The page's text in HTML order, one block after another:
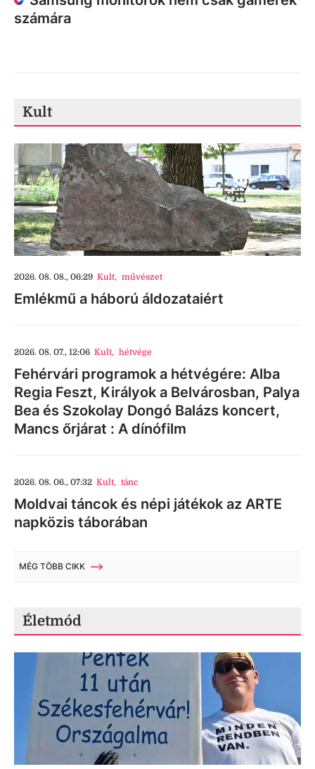
számára
Kult
2026. 08. 08., 06:29 Kult, művészet
Emlékmű a háború áldozataiért
2026. 08. 07., 12:06 Kult, hétvége
Fehérvári programok a hétvégére: Alba
Regia Feszt, Királyok a Belvárosban, Palya
Bea és Szokolay Dongó Balázs koncert,
Mancs őrjárat : A dínófilm
2026. 08. 06., 07:32 Kult, tánc
Moldvai táncok és népi játékok az ARTE
napközis táborában
MÉG TÖBB CIKK
Életmód